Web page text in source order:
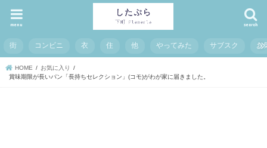
search
menu
街 コンビニ 衣 住 他 やってみた サブスク お
HOME
お気に入り
賞味期限が長いパン「長持ちセレクション」(コモ)がわが家に届きました。